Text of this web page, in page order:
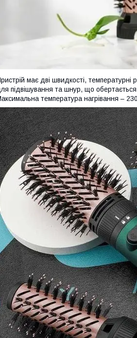
має дві швидкості,
підвішування та шнур, що
температура нагрівання –